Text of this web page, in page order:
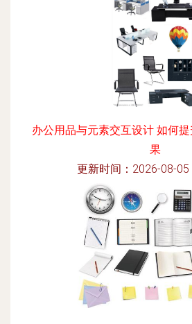
办公用品与元素交互设计 如何
果
更新时间：2026-08-05